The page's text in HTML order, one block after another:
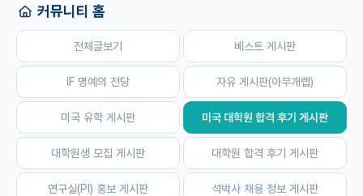
대학원생 모집
국내대학원 정보
연구실&오픈랩
커뮤니티
커뮤니티 홈
전체글보기
커뮤니티 홈
전체글보기 베스트 게시판
IF 명예의 전당 자유 게시판(아무개랩)
미국 유학 게시판 미국 대학원 합격 후기 게시판
대학원생 모집 게시판 대학원 합격 후기 게시판
연구실(PI) 홍보 게시판 석박사 채용 정보 게시판